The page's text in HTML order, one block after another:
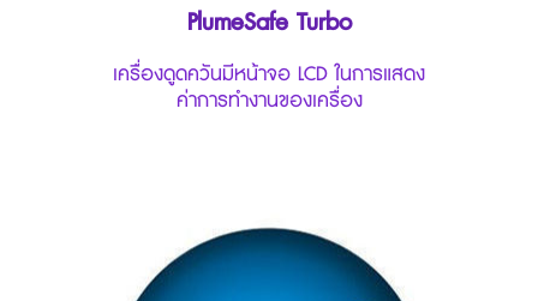
PlumeSafe Turbo
เครื่องดูดควันมีหน้าจอ LCD ในการแสดง
ค่าการทำงานของเครื่อง